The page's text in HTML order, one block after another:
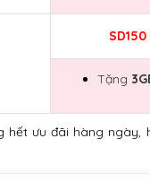
SD150
Tặng
hết ưu đãi hàng